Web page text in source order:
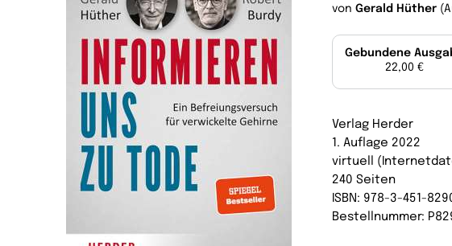
von Gerald Hüther
Gebundene
22,00 €
Verlag Herder
1. Auflage 2022
virtuell
240 Seiten
ISBN: 978-3-451-
Bestellnummer: